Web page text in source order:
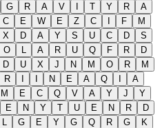
G R A V I T Y R
A
C E W E Z C I F
M
X D A Y S U C D
S
O L A R U Q F R
D
D U X J N M O R
M
R I I N E A Q I
A
M E C Q V A Y J
Y
E N Y T U E N R
D
L G E Y G Q R G
K